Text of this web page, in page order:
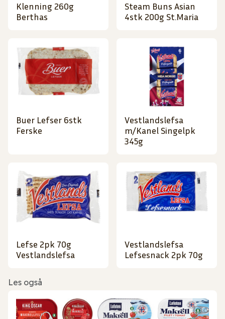
Klenning 260g
Berthas
Steam Buns Asian
4stk 200g St.Maria
Buer Lefser 6stk
Ferske
Vestlandslefsa
m/Kanel Singelpk
345g
Lefse 2pk 70g
Vestlandslefsa
Vestlandslefsa
Lefsesnack 2pk 70g
Les også